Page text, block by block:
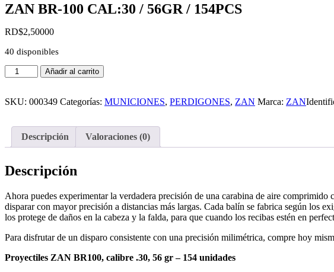
ZAN BR-100 CAL:30 / 56GR / 154PCS
RD$2,50000
40 disponibles
ZAN
BR-
CAL:30
154PCS
Añadir al carrito
SKU: 000349 Categorías: MUNICIONES, PERDIGONES, ZAN Marca: ZAN
Descripción Valoraciones (0)
Descripción
Ahora puedes experimentar la verdadera precisión de una carabina de aire
disparar con mayor precisión a distancias más largas. Cada balín se fabrica según los
los protege de daños en la cabeza y la falda, para que cuando los recibas estén en
Para disfrutar de un disparo consistente con una precisión milimétrica, compre hoy
Proyectiles ZAN BR100, calibre .30, 56 gr – 154 unidades